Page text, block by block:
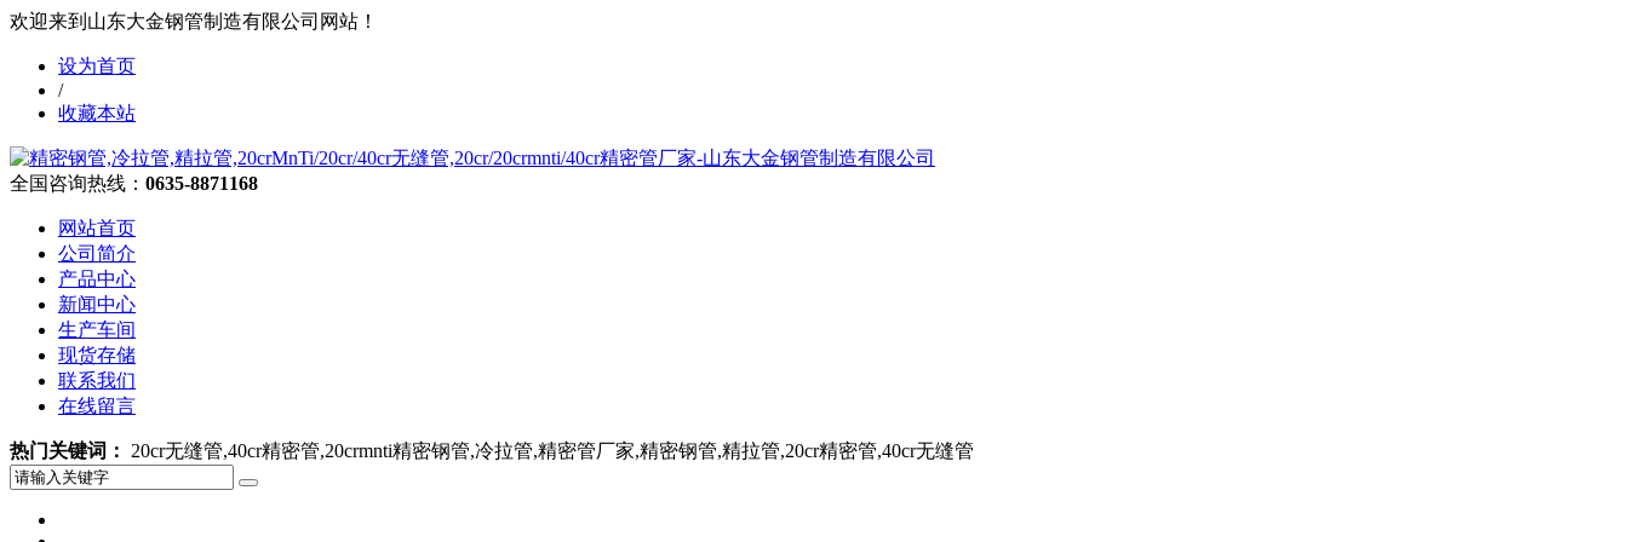
欢迎来到山东大金钢管制造有限公司网站！
设为首页
/
收藏本站
全国咨询热线： 0635-8871168
网站首页
公司简介
产品中心
新闻中心
生产车间
现货存储
联系我们
在线留言
热门关键词： 20cr无缝管,40cr精密管,20crmnti精密钢管,冷拉管,精密管厂家,精密钢管,精拉管,20cr精密管,40cr无缝管